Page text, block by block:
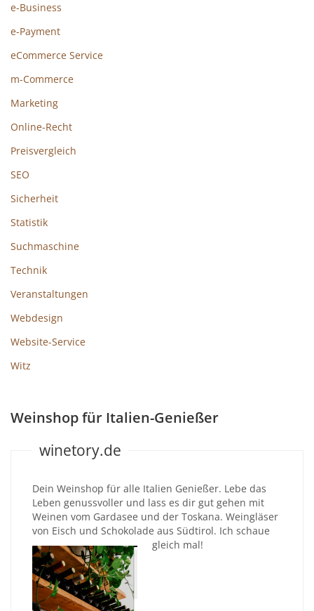
e-Business
e-Payment
eCommerce Service
m-Commerce
Marketing
Online-Recht
Preisvergleich
SEO
Sicherheit
Statistik
Suchmaschine
Technik
Veranstaltungen
Webdesign
Website-Service
Witz
Weinshop für Italien-Genießer
winetory.de
Dein Weinshop für alle Italien Genießer. Lebe das
Leben genussvoller und lass es dir gut gehen mit
Weinen vom Gardasee und der Toskana. Weingläser
von Eisch und Schokolade aus Südtirol. Ich schaue
gleich mal!